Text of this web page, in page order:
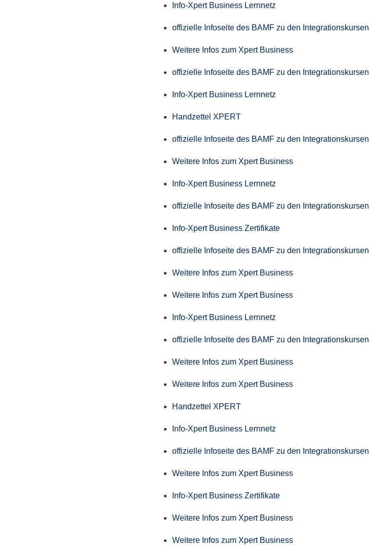
Info-Xpert Business Lernnetz
offizielle Infoseite des BAMF zu den Integrationskursen
Weitere Infos zum Xpert Business
offizielle Infoseite des BAMF zu den Integrationskursen
Info-Xpert Business Lernnetz
Handzettel XPERT
offizielle Infoseite des BAMF zu den Integrationskursen
Weitere Infos zum Xpert Business
Info-Xpert Business Lernnetz
offizielle Infoseite des BAMF zu den Integrationskursen
Info-Xpert Business Zertifikate
offizielle Infoseite des BAMF zu den Integrationskursen
Weitere Infos zum Xpert Business
Weitere Infos zum Xpert Business
Info-Xpert Business Lernnetz
offizielle Infoseite des BAMF zu den Integrationskursen
Weitere Infos zum Xpert Business
Weitere Infos zum Xpert Business
Handzettel XPERT
Info-Xpert Business Lernnetz
offizielle Infoseite des BAMF zu den Integrationskursen
Weitere Infos zum Xpert Business
Info-Xpert Business Zertifikate
Weitere Infos zum Xpert Business
Weitere Infos zum Xpert Business